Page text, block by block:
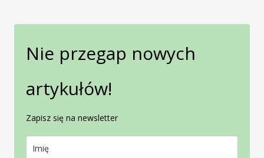
Nie przegap nowych
artykułów!
Zapisz się na newsletter